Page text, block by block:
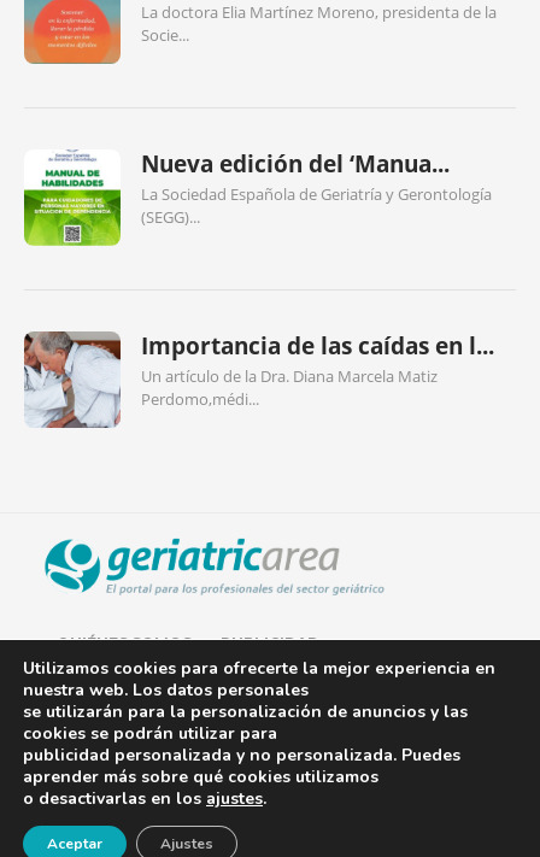
La doctora Elia Martínez Moreno, presidenta de la
Socie...
Nueva edición del ‘Manua...
La Sociedad Española de Geriatría y Gerontología
(SEGG)...
Importancia de las caídas en l...
Un artículo de la Dra. Diana Marcela Matiz
Perdomo,médi...
QUIÉNES SOMOS PUBLICIDAD
AVISO LEGAL
POLÍTICA DE COOKIES
POLÍTICA DE PRIVACIDAD
CONTACTO¡Newsletter!
Utilizamos cookies para ofrecerte la mejor experiencia en
nuestra web. Los datos personales
se utilizarán para la personalización de anuncios y las
cookies se podrán utilizar para
publicidad personalizada y no personalizada. Puedes
aprender más sobre qué cookies utilizamos
o desactivarlas en los ajustes.
Aceptar Ajustes